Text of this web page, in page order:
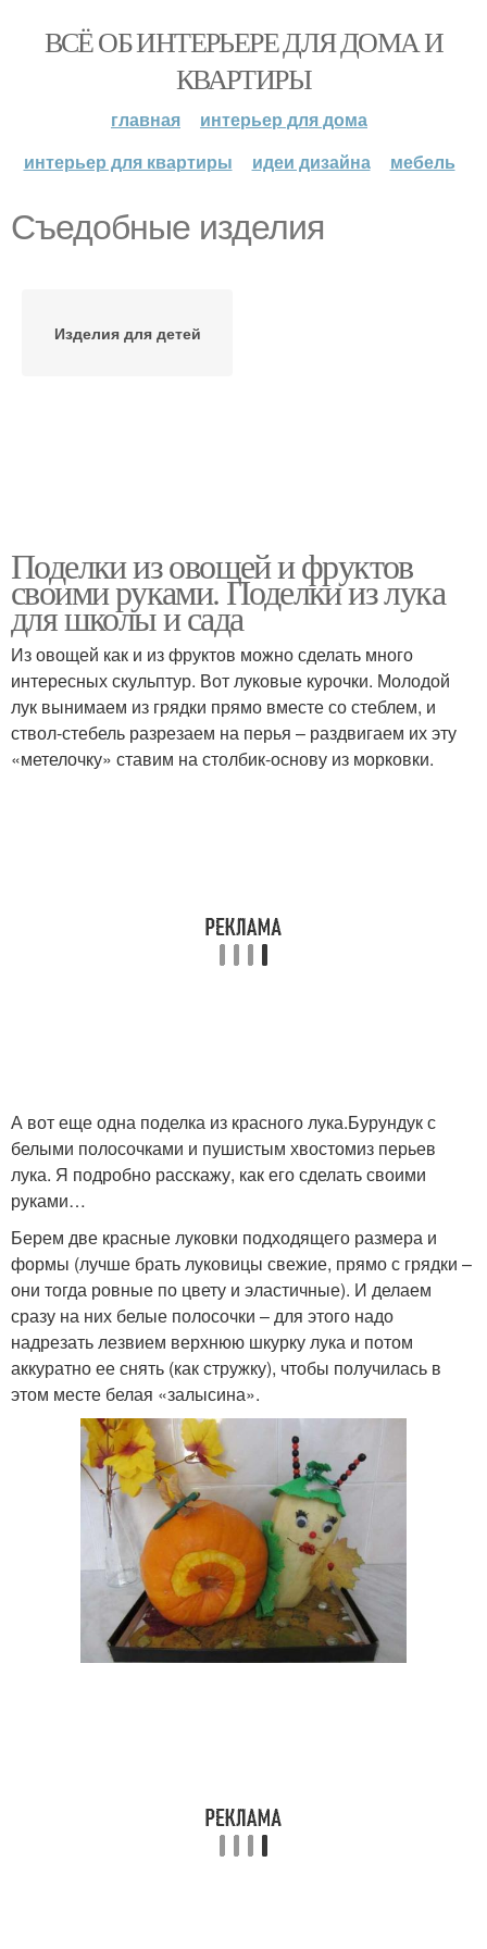
ВСЁ ОБ ИНТЕРЬЕРЕ ДЛЯ ДОМА И
КВАРТИРЫ
главная
интерьер для дома
интерьер для квартиры
идеи дизайна мебель
Съедобные изделия
Изделия для детей
Поделки из овощей и фруктов
своими руками. Поделки из лука
для школы и сада
Из овощей как и из фруктов можно сделать много
интересных скульптур. Вот луковые курочки. Молодой
лук вынимаем из грядки прямо вместе со стеблем, и
ствол-стебель разрезаем на перья – раздвигаем их эту
«метелочку» ставим на столбик-основу из морковки.
А вот еще одна поделка из красного лука.Бурундук с
белыми полосочками и пушистым хвостомиз перьев
лука. Я подробно расскажу, как его сделать своими
руками…
Берем две красные луковки подходящего размера и
формы (лучше брать луковицы свежие, прямо с грядки –
они тогда ровные по цвету и эластичные). И делаем
сразу на них белые полосочки – для этого надо
надрезать лезвием верхнюю шкурку лука и потом
аккуратно ее снять (как стружку), чтобы получилась в
этом месте белая «залысина».